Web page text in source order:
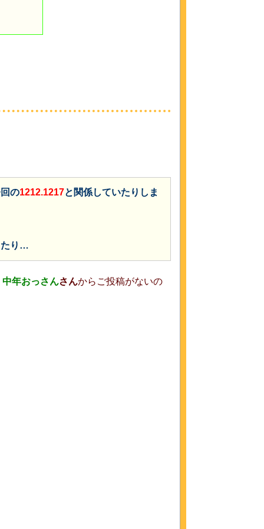
の1212.1217と関係していたりしま
たり…
中年おっさんさんからご投稿がないの